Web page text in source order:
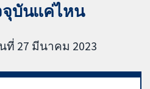
บันแค่ไหน
27 มีนาคม 2023